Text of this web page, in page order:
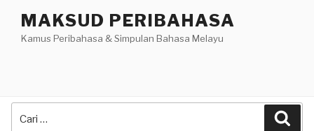
content
MAKSUD PERIBAHASA
Kamus Peribahasa & Simpulan Bahasa Melayu